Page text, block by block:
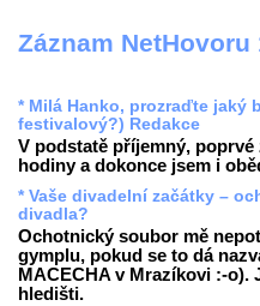
Záznam NetHovoru
* Milá Hanko, prozraďte jaký
festivalový?) Redakce
V podstatě příjemný,
hodiny a dokonce jsem i
* Vaše divadelní začátky –
divadla?
Ochotnický soubor mě
gymplu, pokud se to dá
MACECHA v Mrazíkovi :-o).
hledišti.